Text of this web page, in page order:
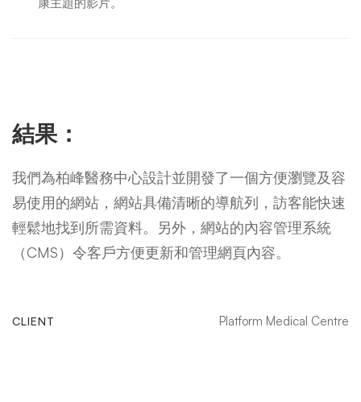
結果：
我們為柏峰醫務中心設計並開發了一個方便瀏覽及容
易使用的網站，網站具備清晰的導航列，訪客能快速
輕鬆地找到所需資料。另外，網站的內容管理系統
（CMS）令客戶方便更新和管理網頁內容。
CLIENT Platform Medical Centre